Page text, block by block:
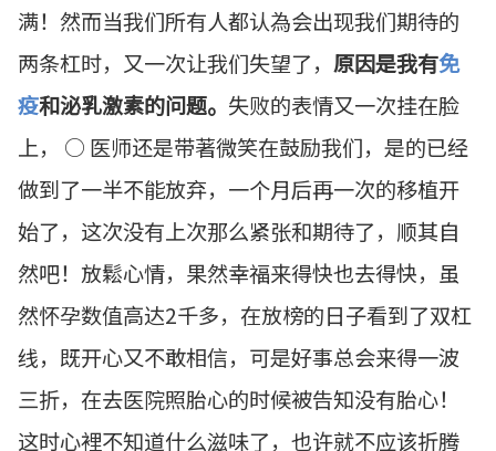
满！然而当我们所有人都认為会出现我们期待的
两条杠时，又一次让我们失望了， 原因是我有免
疫和泌乳激素的问题。 失败的表情又一次挂在脸
上， ○ 医师还是带著微笑在鼓励我们，是的已经
做到了一半不能放弃，一个月后再一次的移植开
始了，这次没有上次那么紧张和期待了，顺其自
然吧！放鬆心情，果然幸福来得快也去得快，虽
然怀孕数值高达2千多，在放榜的日子看到了双杠
线，既开心又不敢相信，可是好事总会来得一波
三折，在去医院照胎心的时候被告知没有胎心！
这时心裡不知道什么滋味了，也许就不应该折腾